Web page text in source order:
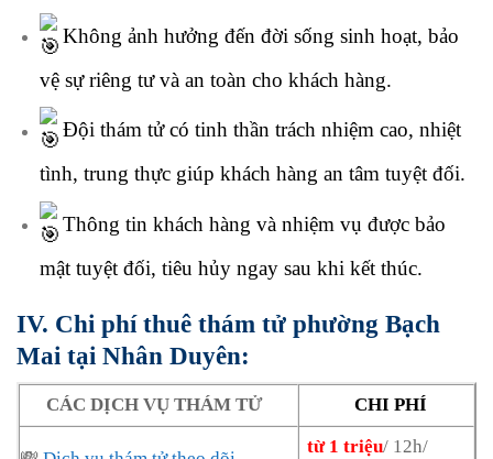
Không ảnh hưởng đến đời sống sinh hoạt, bảo
vệ sự riêng tư và an toàn cho khách hàng.
Đội thám tử có tinh thần trách nhiệm cao, nhiệt
tình, trung thực giúp khách hàng an tâm tuyệt đối.
Thông tin khách hàng và nhiệm vụ được bảo
mật tuyệt đối, tiêu hủy ngay sau khi kết thúc.
IV. Chi phí thuê thám tử phường Bạch
Mai tại Nhân Duyên:
CÁC DỊCH VỤ THÁM TỬ CHI PHÍ
từ 1 triệu/ 12h/